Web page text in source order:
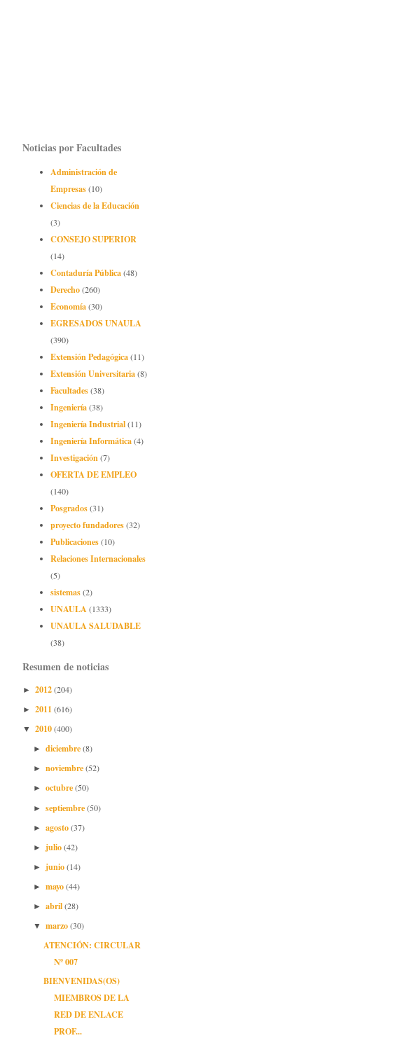
Noticias por Facultades
Administración de
Empresas(10)
Ciencias de la Educación
(3)
CONSEJO SUPERIOR
(14)
Contaduría Pública(48)
Derecho(260)
Economía(30)
EGRESADOS UNAULA
(390)
Extensión Pedagógica(11)
Extensión Universitaria(8)
Facultades(38)
Ingeniería(38)
Ingeniería Industrial(11)
Ingeniería Informática(4)
Investigación(7)
OFERTA DE EMPLEO
(140)
Posgrados(31)
proyecto fundadores(32)
Publicaciones(10)
Relaciones Internacionales
(5)
sistemas(2)
UNAULA(1333)
UNAULA SALUDABLE
(38)
Resumen de noticias
► 2012(204)
► 2011(616)
▼ 2010(400)
► diciembre(8)
► noviembre(52)
► octubre(50)
► septiembre(50)
► agosto(37)
► julio(42)
► junio(14)
► mayo(44)
► abril(28)
▼ marzo(30)
ATENCIÓN: CIRCULAR
Nº 007
BIENVENIDAS(OS)
MIEMBROS DE LA
RED DE ENLACE
PROF...